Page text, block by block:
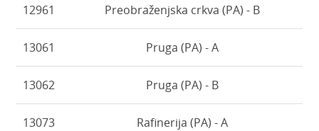
12961 Preobraženjska crkva (PA) - B
13061 Pruga (PA) - A
13062 Pruga (PA) - B
13073 Rafinerija (PA) - A